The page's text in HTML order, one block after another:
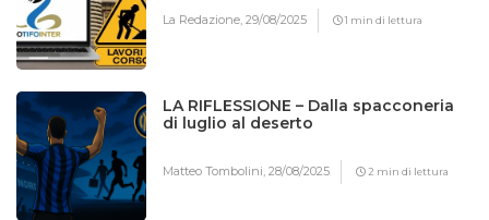
La Redazione,29/08/2025 1 min di lettura
LA RIFLESSIONE – Dalla spacconeria
di luglio al deserto
Matteo Tombolini,28/08/2025 2 min di lettura